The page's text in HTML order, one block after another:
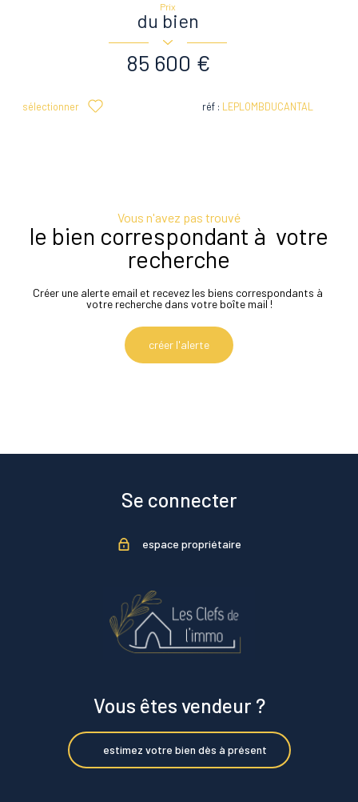
Prix
du bien
85 600 €
sélectionner réf : LEPLOMBDUCANTAL
Vous n'avez pas trouvé
le bien correspondant à votre
recherche
Créer une alerte email et recevez les biens correspondants à
votre recherche dans votre boîte mail !
créer l'alerte
Se connecter
espace propriétaire
Vous êtes vendeur ?
estimez votre bien dès à présent